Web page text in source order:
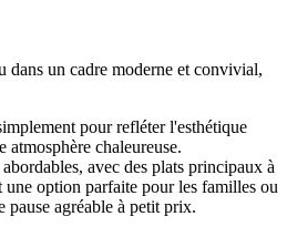
dans un cadre moderne et convivial,
pour refléter l'esthétique
chaleureuse.
avec des plats principaux à
une option parfaite pour les familles ou
pause agréable à petit prix.